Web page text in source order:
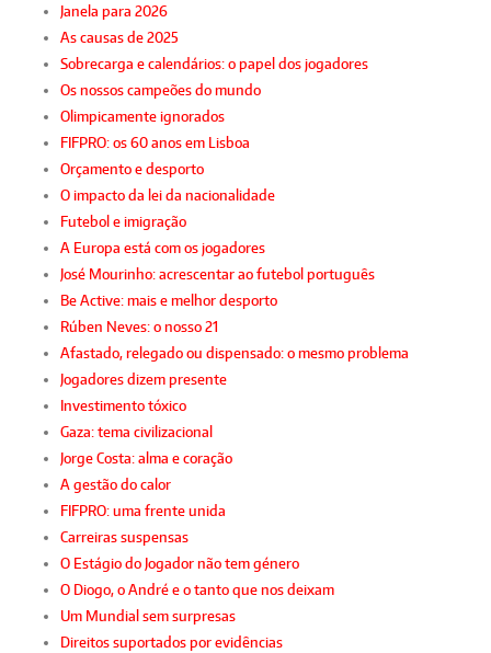
Janela para 2026
As causas de 2025
Sobrecarga e calendários: o papel dos jogadores
Os nossos campeões do mundo
Olimpicamente ignorados
FIFPRO: os 60 anos em Lisboa
Orçamento e desporto
O impacto da lei da nacionalidade
Futebol e imigração
A Europa está com os jogadores
José Mourinho: acrescentar ao futebol português
Be Active: mais e melhor desporto
Rúben Neves: o nosso 21
Afastado, relegado ou dispensado: o mesmo problema
Jogadores dizem presente
Investimento tóxico
Gaza: tema civilizacional
Jorge Costa: alma e coração
A gestão do calor
FIFPRO: uma frente unida
Carreiras suspensas
O Estágio do Jogador não tem género
O Diogo, o André e o tanto que nos deixam
Um Mundial sem surpresas
Direitos suportados por evidências